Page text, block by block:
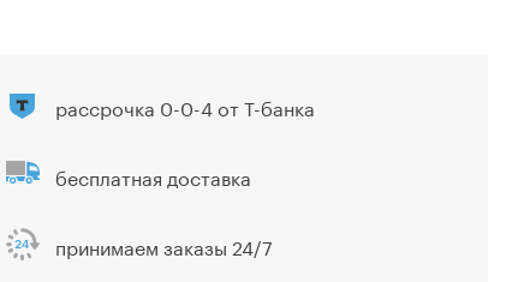
рассрочка 0-0-4 от Т-банка
бесплатная доставка
принимаем заказы 24/7